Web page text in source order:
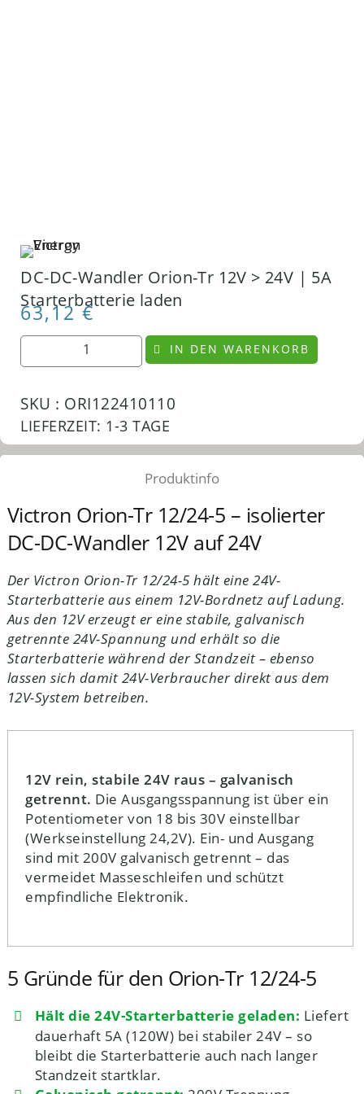
DC-DC-Wandler Orion-Tr 12V > 24V | 5A
Starterbatterie laden
63,12€
IN DEN WARENKORB
SKU : ORI122410110
LIEFERZEIT: 1-3 TAGE
Produktinfo
Victron Orion-Tr 12/24-5 – isolierter
DC-DC-Wandler 12V auf 24V
Der Victron Orion-Tr 12/24-5 hält eine 24V-
Starterbatterie aus einem 12V-Bordnetz auf Ladung.
Aus den 12V erzeugt er eine stabile, galvanisch
getrennte 24V-Spannung und erhält so die
Starterbatterie während der Standzeit – ebenso
lassen sich damit 24V-Verbraucher direkt aus dem
12V-System betreiben.
12V rein, stabile 24V raus – galvanisch
getrennt. Die Ausgangsspannung ist über ein
Potentiometer von 18 bis 30V einstellbar
(Werkseinstellung 24,2V). Ein- und Ausgang
sind mit 200V galvanisch getrennt – das
vermeidet Masseschleifen und schützt
empfindliche Elektronik.
5 Gründe für den Orion-Tr 12/24-5
Hält die 24V-Starterbatterie geladen: Liefert
dauerhaft 5A (120W) bei stabiler 24V – so
bleibt die Starterbatterie auch nach langer
Standzeit startklar.